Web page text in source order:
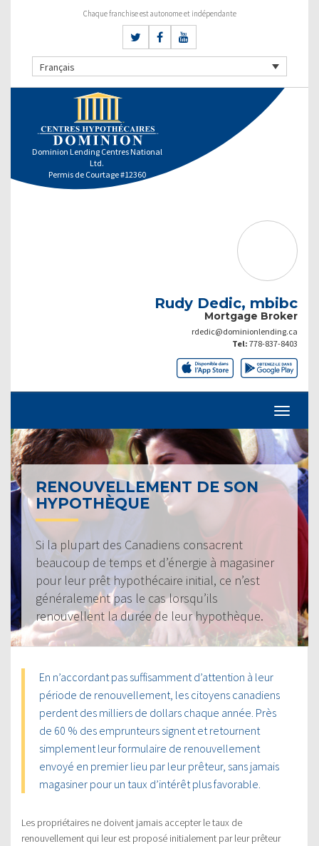
Chaque franchise est autonome et indépendante
Français
Dominion Lending Centres National
Ltd.
Permis de Courtage #12360
Rudy Dedic, mbibc
Mortgage Broker
rdedic@dominionlending.ca
Tel: 778-837-8403
RENOUVELLEMENT DE SON
HYPOTHÈQUE
Si la plupart des Canadiens consacrent
beaucoup de temps et d’énergie à magasiner
pour leur prêt hypothécaire initial, ce n’est
généralement pas le cas lorsqu’ils
renouvellent la durée de leur hypothèque.
En n’accordant pas suffisamment d’attention à leur
période de renouvellement, les citoyens canadiens
perdent des milliers de dollars chaque année. Près
de 60 % des emprunteurs signent et retournent
simplement leur formulaire de renouvellement
envoyé en premier lieu par leur prêteur, sans jamais
magasiner pour un taux d’intérêt plus favorable.
Les propriétaires ne doivent jamais accepter le taux de
renouvellement qui leur est proposé initialement par leur prêteur